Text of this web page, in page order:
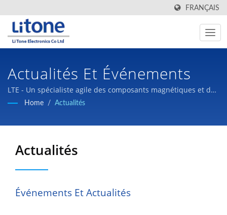
FRANÇAIS
Actualités Et Événements
LTE - Un spécialiste agile des composants magnétiques et des
alimentations à découpage.
Home / Actualités
Actualités
Événements Et Actualités